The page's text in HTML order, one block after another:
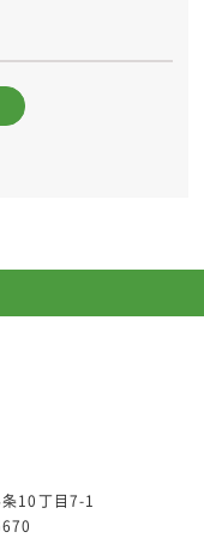
10丁目7-1